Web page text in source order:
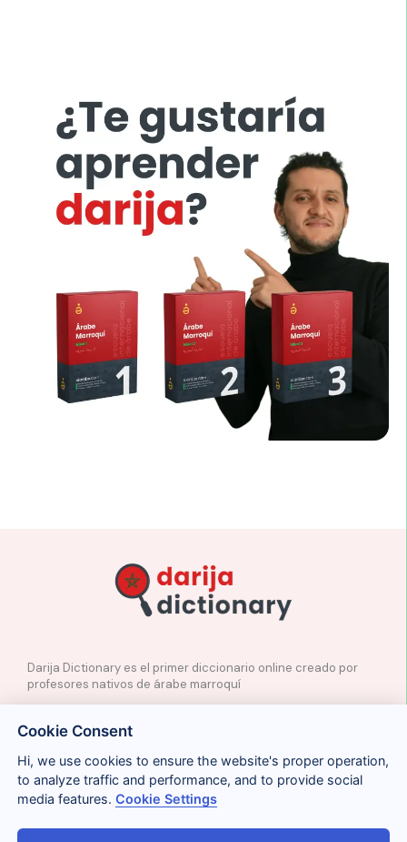
Darija Dictionary es el primer diccionario online creado por
profesores nativos de árabe marroquí
✉️ Contacto
📲Redes Sociales
🤝🏼Proponer palabras
Legal Cookies Privacidad Condiciones
Cookie Consent
Hi, we use cookies to ensure the website's proper operation,
to analyze traffic and performance, and to provide social
media features.Cookie Settings